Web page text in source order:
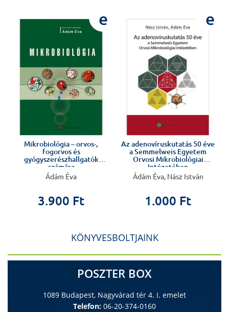
e
Mikrobiológia – orvos-,
fogorvos és
gyógyszerészhallgatók
számára
Ádám Éva
3.900 Ft
e
Az adenovíruskutatás 50 éve
a Semmelweis Egyetem
Orvosi Mikrobiológiai
Intézetében
Ádám Éva, Nász István
1.000 Ft
KÖNYVESBOLTJAINK
POSZTER BOX
1089 Budapest, Nagyvárad tér 4. I. emelet
Telefon: 06-20-374-0160